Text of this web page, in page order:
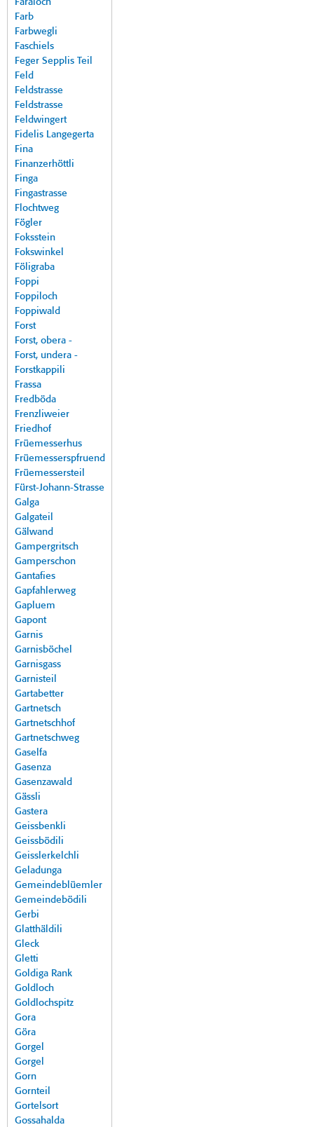
Faraloch
Farb
Farbwegli
Faschiels
Feger Sepplis Teil
Feld
Feldstrasse
Feldstrasse
Feldwingert
Fidelis Langegerta
Fina
Finanzerhöttli
Finga
Fingastrasse
Flochtweg
Fögler
Foksstein
Fokswinkel
Föligraba
Foppi
Foppiloch
Foppiwald
Forst
Forst, obera -
Forst, undera -
Forstkappili
Frassa
Fredböda
Frenzliweier
Friedhof
Früemesserhus
Früemesserspfruend
Früemessersteil
Fürst-Johann-Strasse
Galga
Galgateil
Gälwand
Gampergritsch
Gamperschon
Gantafies
Gapfahlerweg
Gapluem
Gapont
Garnis
Garnisböchel
Garnisgass
Garnisteil
Gartabetter
Gartnetsch
Gartnetschhof
Gartnetschweg
Gaselfa
Gasenza
Gasenzawald
Gässli
Gastera
Geissbenkli
Geissbödili
Geisslerkelchli
Geladunga
Gemeindeblüemler
Gemeindebödili
Gerbi
Glatthäldili
Gleck
Gletti
Goldiga Rank
Goldloch
Goldlochspitz
Gora
Göra
Gorgel
Gorgel
Gorn
Gornteil
Gortelsort
Gossahalda